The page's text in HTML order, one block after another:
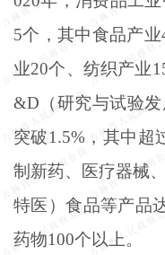
5个，其中食品产
业20个、纺织产业
&D（研究与试验
突破1.5%，其中超
制新药、医疗器械
特医）食品等产品
药物100个以上。